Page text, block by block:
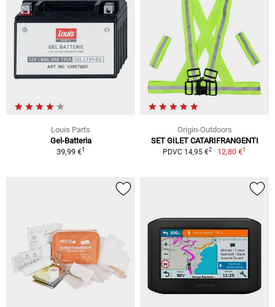
Louis Parts
Gel-Batteria
39,99 €1
Origin-Outdoors
SET GILET CATARIFRANGENTI
PDVC 14,95 €2 12,80 €1